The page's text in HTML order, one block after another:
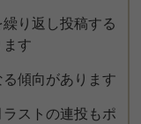
り返し投稿する
す
る傾向があります
ラストの連投もポ